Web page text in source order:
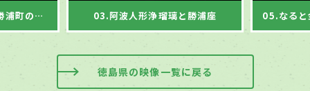
02.貯蔵みかんの産地、勝浦町の生産者 03.阿波人形浄瑠璃と勝浦座 05.なると
徳島県の映像一覧に戻る